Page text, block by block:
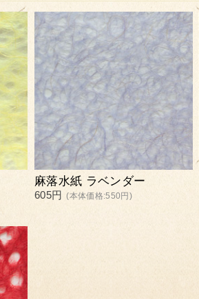
麻落水紙 ラベンダー
605円 (本体価格:550円)